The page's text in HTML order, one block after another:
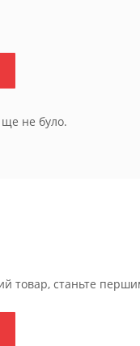
ще не було.
товар, станьте